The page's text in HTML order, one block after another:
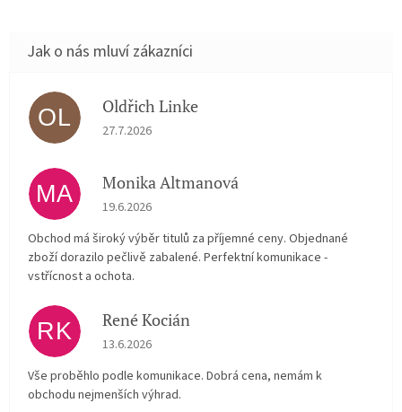
OL Oldřich Linke
Hodnocení obchodu je 5 z 5 hvězdiček.
27.7.2026
MA Monika Altmanová
Hodnocení obchodu je 5 z 5 hvězdiček.
19.6.2026
Obchod má široký výběr titulů za příjemné ceny. Objednané
zboží dorazilo pečlivě zabalené. Perfektní komunikace -
vstřícnost a ochota.
RK René Kocián
Hodnocení obchodu je 5 z 5 hvězdiček.
13.6.2026
Vše proběhlo podle komunikace. Dobrá cena, nemám k
obchodu nejmenších výhrad.